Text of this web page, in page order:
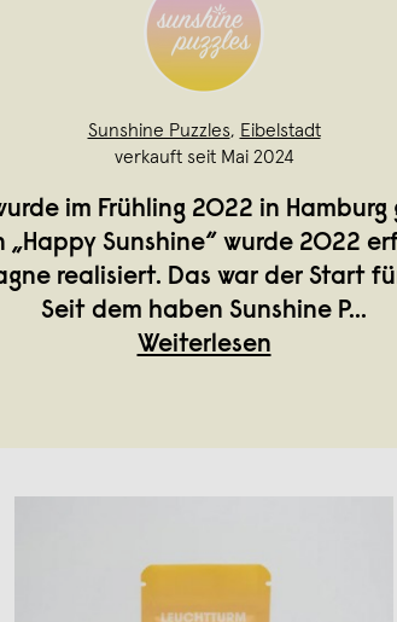
Sunshine Puzzles, Eibelstadt
verkauft seit Mai 2024
im Frühling 2022 in
„Happy Sunshine“ wurde 2022
realisiert. Das war der Start
Seit dem haben Sunshine P...
Weiterlesen